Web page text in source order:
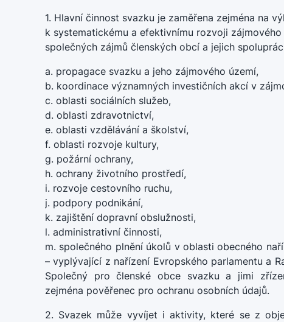
1. Hlavní činnost svazku je zaměřena zejména na
k systematickému a efektivnímu rozvoji
společných zájmů členských obcí a jejich
a. propagace svazku a jeho zájmového území,
b. koordinace významných investičních akcí v
c. oblasti sociálních služeb,
d. oblasti zdravotnictví,
e. oblasti vzdělávání a školství,
f. oblasti rozvoje kultury,
g. požární ochrany,
h. ochrany životního prostředí,
i. rozvoje cestovního ruchu,
j. podpory podnikání,
k. zajištění dopravní obslužnosti,
l. administrativní činnosti,
m. společného plnění úkolů v oblasti obecného
– vyplývající z nařízení Evropského parlamentu a
Společný pro členské obce svazku a jimi
zejména pověřenec pro ochranu osobních údajů.
2. Svazek může vyvíjet i aktivity, které se z